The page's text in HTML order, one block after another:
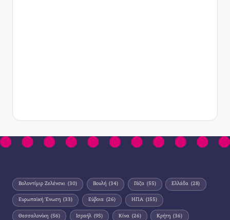
Βολοντίμιρ Ζελένσκι (30) Βουλή (34) Γάζα (55) Ελλάδα (28)
Ευρωπαϊκή Ένωση (33) Εύβοια (26) ΗΠΑ (155)
Θεσσαλονίκη (56) Ισραήλ (95) Κίνα (26) Κρήτη (36)